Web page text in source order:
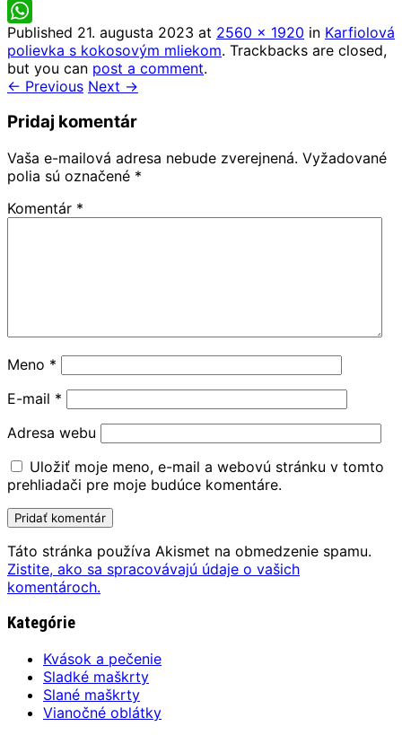
Skype
WhatsApp
Published 21. augusta 2023 at 2560 × 1920 in Karfiolová
polievka s kokosovým mliekom. Trackbacks are closed,
but you can post a comment.
← Previous Next →
Pridaj komentár
Vaša e-mailová adresa nebude zverejnená. Vyžadované
polia sú označené *
Komentár *
Meno *
E-mail *
Adresa webu
Uložiť moje meno, e-mail a webovú stránku v tomto
prehliadači pre moje budúce komentáre.
Táto stránka používa Akismet na obmedzenie spamu.
Zistite, ako sa spracovávajú údaje o vašich
komentároch.
Kategórie
Kvások a pečenie
Sladké maškrty
Slané maškrty
Vianočné oblátky